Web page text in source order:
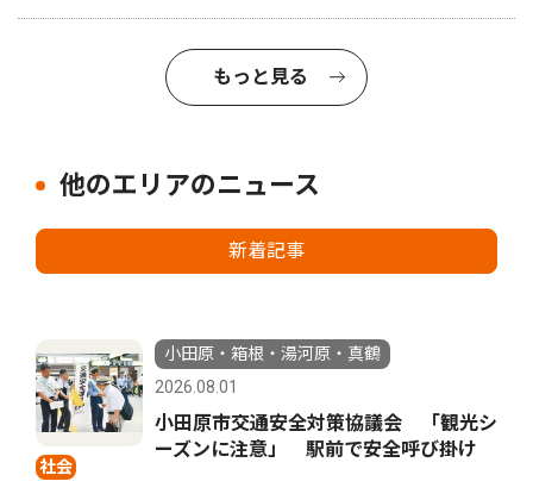
もっと見る
他のエリアのニュース
新着記事
社会
小田原・箱根・湯河原・真鶴
2026.08.01
小田原市交通安全対策協議会 「観光シ
ーズンに注意」 駅前で安全呼び掛け